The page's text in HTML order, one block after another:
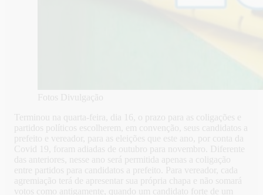
Fotos Divulgação
Terminou na quarta-feira, dia 16, o prazo para as coligações e
partidos políticos escolherem, em convenção, seus candidatos a
prefeito e vereador, para as eleições que este ano, por conta da
Covid 19, foram adiadas de outubro para novembro. Diferente
das anteriores, nesse ano será permitida apenas a coligação
entre partidos para candidatos a prefeito. Para vereador, cada
agremiação terá de apresentar sua própria chapa e não somará
votos como antigamente, quando um candidato forte de um